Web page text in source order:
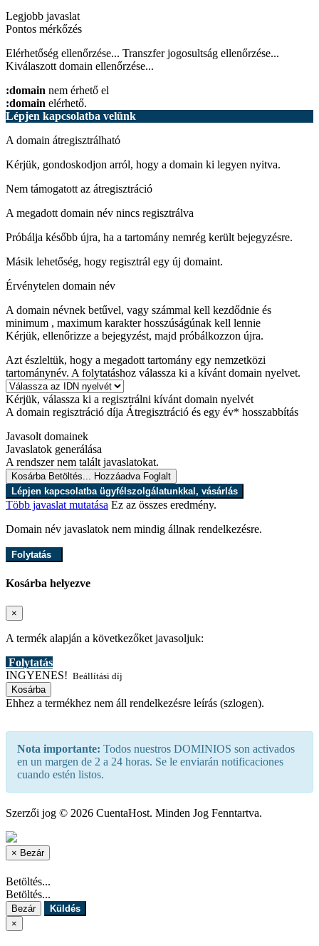
Legjobb javaslat
Pontos mérkőzés
Elérhetőség ellenőrzése... Transzfer jogosultság ellenőrzése...
Kiválaszott domain ellenőrzése...
:domain nem érhető el
:domain elérhető.
Lépjen kapcsolatba velünk
A domain átregisztrálható
Kérjük, gondoskodjon arról, hogy a domain ki legyen nyitva.
Nem támogatott az átregisztráció
A megadott domain név nincs regisztrálva
Próbálja később újra, ha a tartomány nemrég került bejegyzésre.
Másik lehetőség, hogy regisztrál egy új domaint.
Érvénytelen domain név
A domain névnek betűvel, vagy számmal kell kezdődnie és
minimum , maximum karakter hosszúságúnak kell lennie
Kérjük, ellenőrizze a bejegyzést, majd próbálkozzon újra.
Azt észleltük, hogy a megadott tartomány egy nemzetközi
tartománynév. A folytatáshoz válassza ki a kívánt domain nyelvet.
Kérjük, válassza ki a regisztrálni kívánt domain nyelvét
A domain regisztráció díja Átregisztráció és egy év* hosszabbítás
Javasolt domainek
Javaslatok generálása
A rendszer nem talált javaslatokat.
Kosárba Betöltés... Hozzáadva Foglalt
Lépjen kapcsolatba ügyfélszolgálatunkkal, vásárlás
Több javaslat mutatása Ez az összes eredmény.
Domain név javaslatok nem mindig állnak rendelkezésre.
Kosárba helyezve
×
A termék alapján a következőket javasoljuk:
Folytatás
INGYENES! Beállítási díj
Kosárba
Ehhez a termékhez nem áll rendelkezésre leírás (szlogen).
Nota importante: Todos nuestros DOMINIOS son activados
en un margen de 2 a 24 horas. Se le enviarán notificaciones
cuando estén listos.
Szerzői jog © 2026 CuentaHost. Minden Jog Fenntartva.
× Bezár
Betöltés...
Betöltés...
Bezár
Küldés
×